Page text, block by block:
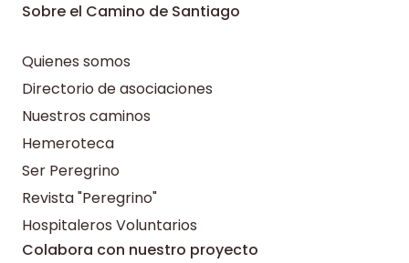
Sobre el Camino de Santiago
Quienes somos
Directorio de asociaciones
Nuestros caminos
Hemeroteca
Ser Peregrino
Revista "Peregrino"
Hospitaleros Voluntarios
Colabora con nuestro proyecto